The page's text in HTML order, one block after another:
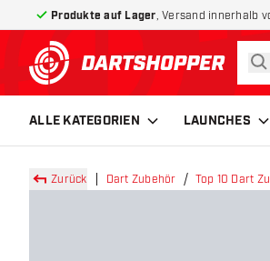
Produkte auf Lager , Versand innerhalb
zurück zur Startseite
ALLE KATEGORIEN LAUNCHES
Zurück Dart Zubehör Top 10 Dart